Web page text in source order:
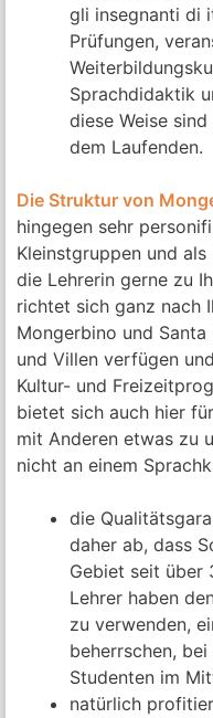
gli insegnanti di
Prüfungen,
Sprachdidaktik
diese Weise
dem Laufenden.
Die Struktur von
hingegen sehr
Kleinstgruppen und
die Lehrerin gerne zu
richtet sich ganz nach
Mongerbino und
und Villen verfügen
Kultur- und
bietet sich auch hier
mit Anderen etwas zu
nicht an einem
die
daher ab, dass
Gebiet seit über
Lehrer haben
zu verwenden,
beherrschen,
Studenten im
natürlich